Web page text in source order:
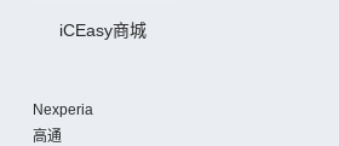
iCEasy商城
Nexperia
高通